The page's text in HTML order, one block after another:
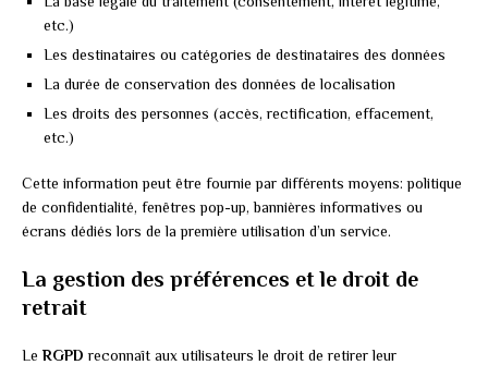
etc.)
Les destinataires ou catégories de destinataires des données
La durée de conservation des données de localisation
Les droits des personnes (accès, rectification, effacement,
etc.)
Cette information peut être fournie par différents moyens: politique
de confidentialité, fenêtres pop-up, bannières informatives ou
écrans dédiés lors de la première utilisation d’un service.
La gestion des préférences et le droit de
retrait
LeRGPD reconnaît aux utilisateurs le droit de retirer leur